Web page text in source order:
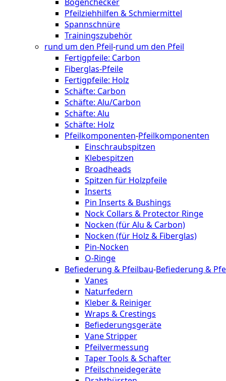
Pfeilziehhilfen & Schmiermittel
Spannschnüre
Trainingszubehör
rund um den Pfeil-rund um den Pfeil
Fertigpfeile: Carbon
Fiberglas-Pfeile
Fertigpfeile: Holz
Schäfte: Carbon
Schäfte: Alu/Carbon
Schäfte: Alu
Schäfte: Holz
Pfeilkomponenten-Pfeilkomponenten
Einschraubspitzen
Klebespitzen
Broadheads
Spitzen für Holzpfeile
Inserts
Pin Inserts & Bushings
Nock Collars & Protector Ringe
Nocken (für Alu & Carbon)
Nocken (für Holz & Fiberglas)
Pin-Nocken
O-Ringe
Befiederung & Pfeilbau-Befiederung &
Vanes
Naturfedern
Kleber & Reiniger
Wraps & Crestings
Befiederungsgeräte
Vane Stripper
Pfeilvermessung
Taper Tools & Schafter
Pfeilschneidegeräte